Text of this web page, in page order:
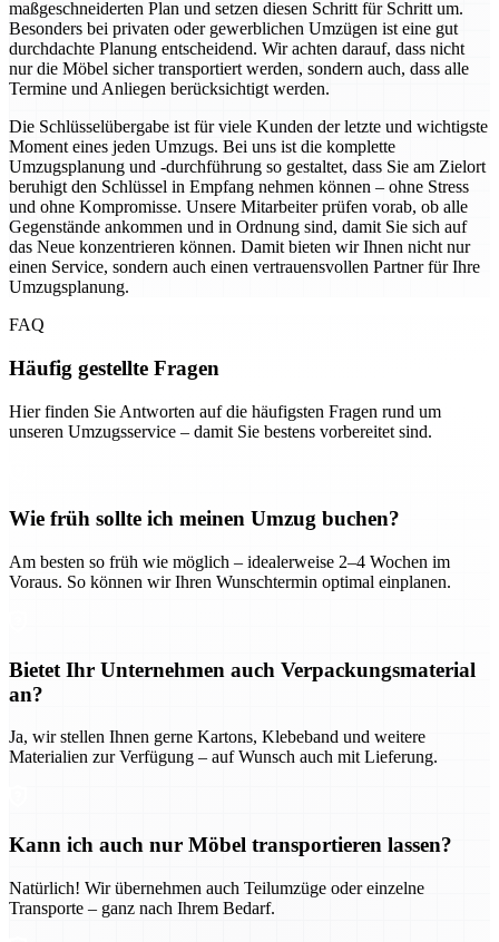
maßgeschneiderten Plan und setzen diesen Schritt für Schritt um.
Besonders bei privaten oder gewerblichen Umzügen ist eine gut
durchdachte Planung entscheidend. Wir achten darauf, dass nicht
nur die Möbel sicher transportiert werden, sondern auch, dass alle
Termine und Anliegen berücksichtigt werden.
Die Schlüsselübergabe ist für viele Kunden der letzte und wichtigste
Moment eines jeden Umzugs. Bei uns ist die komplette
Umzugsplanung und -durchführung so gestaltet, dass Sie am Zielort
beruhigt den Schlüssel in Empfang nehmen können – ohne Stress
und ohne Kompromisse. Unsere Mitarbeiter prüfen vorab, ob alle
Gegenstände ankommen und in Ordnung sind, damit Sie sich auf
das Neue konzentrieren können. Damit bieten wir Ihnen nicht nur
einen Service, sondern auch einen vertrauensvollen Partner für Ihre
Umzugsplanung.
FAQ
Häufig gestellte Fragen
Hier finden Sie Antworten auf die häufigsten Fragen rund um
unseren Umzugsservice – damit Sie bestens vorbereitet sind.
Wie früh sollte ich meinen Umzug buchen?
Am besten so früh wie möglich – idealerweise 2–4 Wochen im
Voraus. So können wir Ihren Wunschtermin optimal einplanen.
Bietet Ihr Unternehmen auch Verpackungsmaterial
an?
Ja, wir stellen Ihnen gerne Kartons, Klebeband und weitere
Materialien zur Verfügung – auf Wunsch auch mit Lieferung.
Kann ich auch nur Möbel transportieren lassen?
Natürlich! Wir übernehmen auch Teilumzüge oder einzelne
Transporte – ganz nach Ihrem Bedarf.